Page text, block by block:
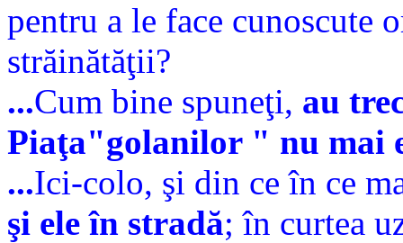
pentru a le face cunoscute
străinătăţii?
...Cum bine spuneţi, au
Piaţa"golanilor " nu mai
...Ici-colo, şi din ce în ce
şi ele în stradă; în curtea